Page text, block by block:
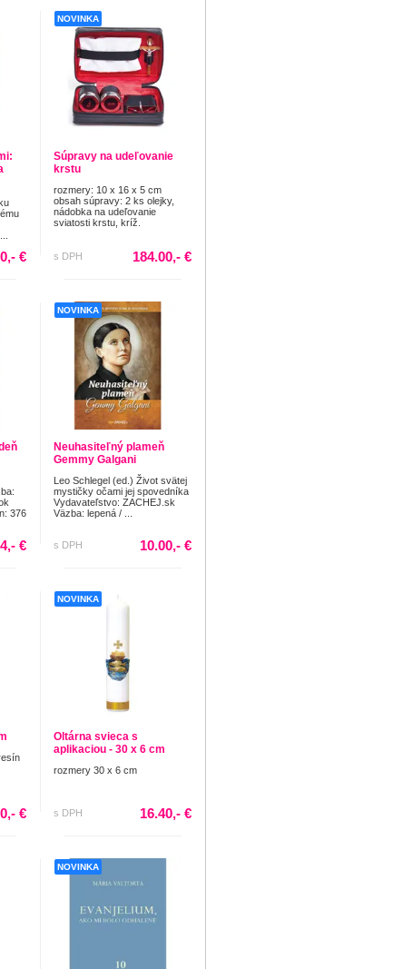
€
NOVINKA
Súpravy na udeľovanie
krstu
rozmery: 10 x 16 x 5 cm
obsah súpravy: 2 ks olejky,
nádobka na udeľovanie
sviatosti krstu, kríž.
s DPH 184.00,- €
376
€
NOVINKA
Neuhasiteľný plameň
Gemmy Galgani
Leo Schlegel (ed.) Život svätej
mystičky očami jej spovedníka
Vydavateľstvo: ZACHEJ.sk
Väzba: lepená / ...
s DPH 10.00,- €
€
NOVINKA
Oltárna svieca s
aplikaciou - 30 x 6 cm
rozmery 30 x 6 cm
s DPH 16.40,- €
NOVINKA